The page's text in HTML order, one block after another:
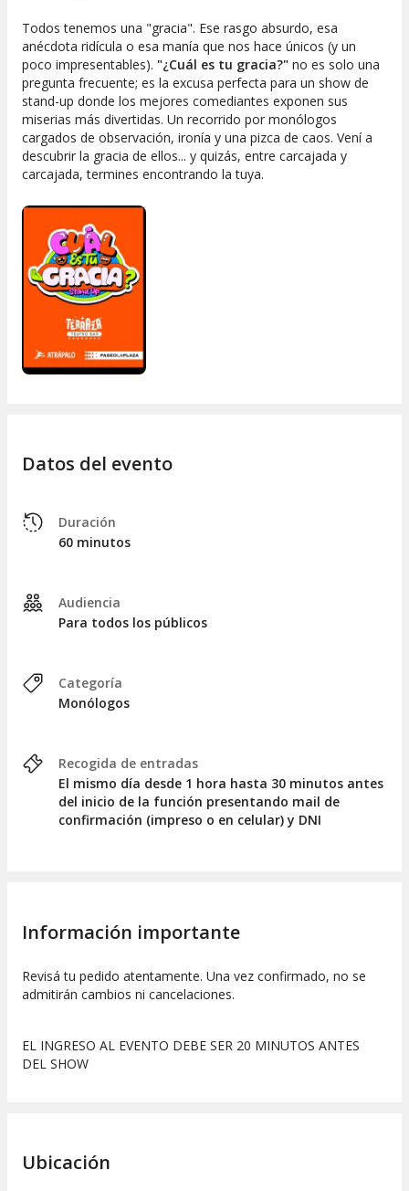
Todos tenemos una "gracia". Ese rasgo absurdo, esa
anécdota ridícula o esa manía que nos hace únicos (y un
poco impresentables). "¿Cuál es tu gracia?" no es solo una
pregunta frecuente; es la excusa perfecta para un show de
stand-up donde los mejores comediantes exponen sus
miserias más divertidas. Un recorrido por monólogos
cargados de observación, ironía y una pizca de caos. Vení a
descubrir la gracia de ellos... y quizás, entre carcajada y
carcajada, termines encontrando la tuya.
Datos del evento
Duración
60 minutos
Audiencia
Para todos los públicos
Categoría
Monólogos
Recogida de entradas
El mismo día desde 1 hora hasta 30 minutos antes
del inicio de la función presentando mail de
confirmación (impreso o en celular) y DNI
Información importante
Revisá tu pedido atentamente. Una vez confirmado, no se
admitirán cambios ni cancelaciones.
EL INGRESO AL EVENTO DEBE SER 20 MINUTOS ANTES
DEL SHOW
Ubicación